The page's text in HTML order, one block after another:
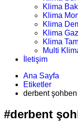
Klima
Klima
Klima
Klima
Klima
Multi
İletişim
Ana Sayfa
Etiketler
derbent
#derbent